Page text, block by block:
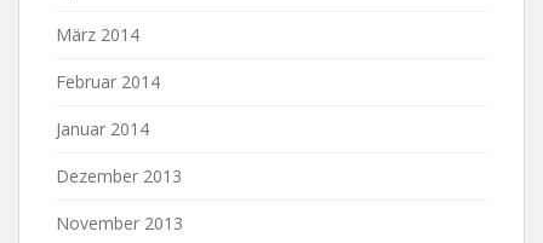
März 2014
Februar 2014
Januar 2014
Dezember 2013
November 2013